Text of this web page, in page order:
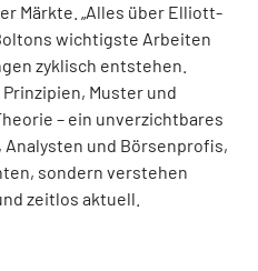
Märkte. „Alles über Elliott-
wichtigste Arbeiten
zyklisch entstehen.
Muster und
– ein unverzichtbares
und Börsenprofis,
sondern verstehen
zeitlos aktuell.